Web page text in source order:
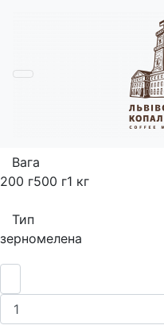
Кава Вусата
Вага
200 г500 г1 кг
Тип
зерномелена